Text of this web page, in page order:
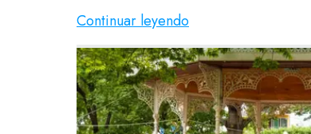
Continuar leyendo